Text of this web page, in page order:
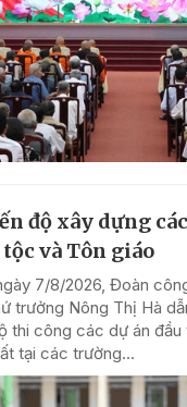
độ xây dựng
và Tôn giáo
7/8/2026, Đoàn
trưởng Nông Thị Hà
thi công các dự án đầu
tại các trường...